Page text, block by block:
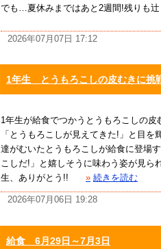
でも…夏休みまではあと2週間!残りも
2026年07月07日 17:12
1年生 とうもろこしの皮むきに挑
1年生が給食でつかうとうもろこしの
「とうもろこしが見えてきた!」と目
達がむいたとうもろこしが給食に登場
こしだ!」と嬉しそうに味わう姿が見ら
生、ありがとう!!
» 続きを読む
2026年07月06日 19:28
給食 6月29日～7月3日